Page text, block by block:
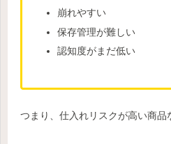
崩れやすい
保存管理が難しい
認知度がまだ低い
つまり、仕入れリスクが高い商品